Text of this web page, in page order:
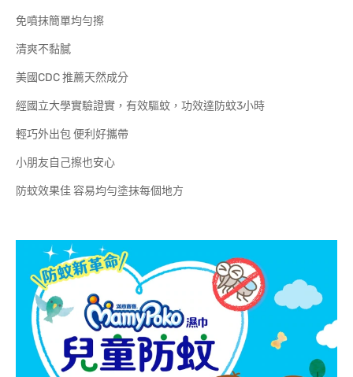
免噴抹簡單均勻擦
清爽不黏膩
美國CDC 推薦天然成分
經國立大學實驗證實，有效驅蚊，功效達防蚊3小時
輕巧外出包 便利好攜帶
小朋友自己擦也安心
防蚊效果佳 容易均勻塗抹每個地方